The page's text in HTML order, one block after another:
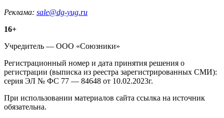
Реклама: sale@dg-yug.ru
Информация
о
издании
16+
Учредитель — ООО «Союзники»
Регистрационный номер и дата принятия решения о
регистрации (выписка из реестра зарегистрированных СМИ):
серия ЭЛ № ФС 77 — 84648 от 10.02.2023г.
При использовании материалов сайта ссылка на источник
обязательна.